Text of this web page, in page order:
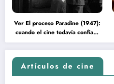
Ver El proceso Paradine (1947):
cuando el cine todavía confiaba
en la inteligencia del espectador
Artículos de cine